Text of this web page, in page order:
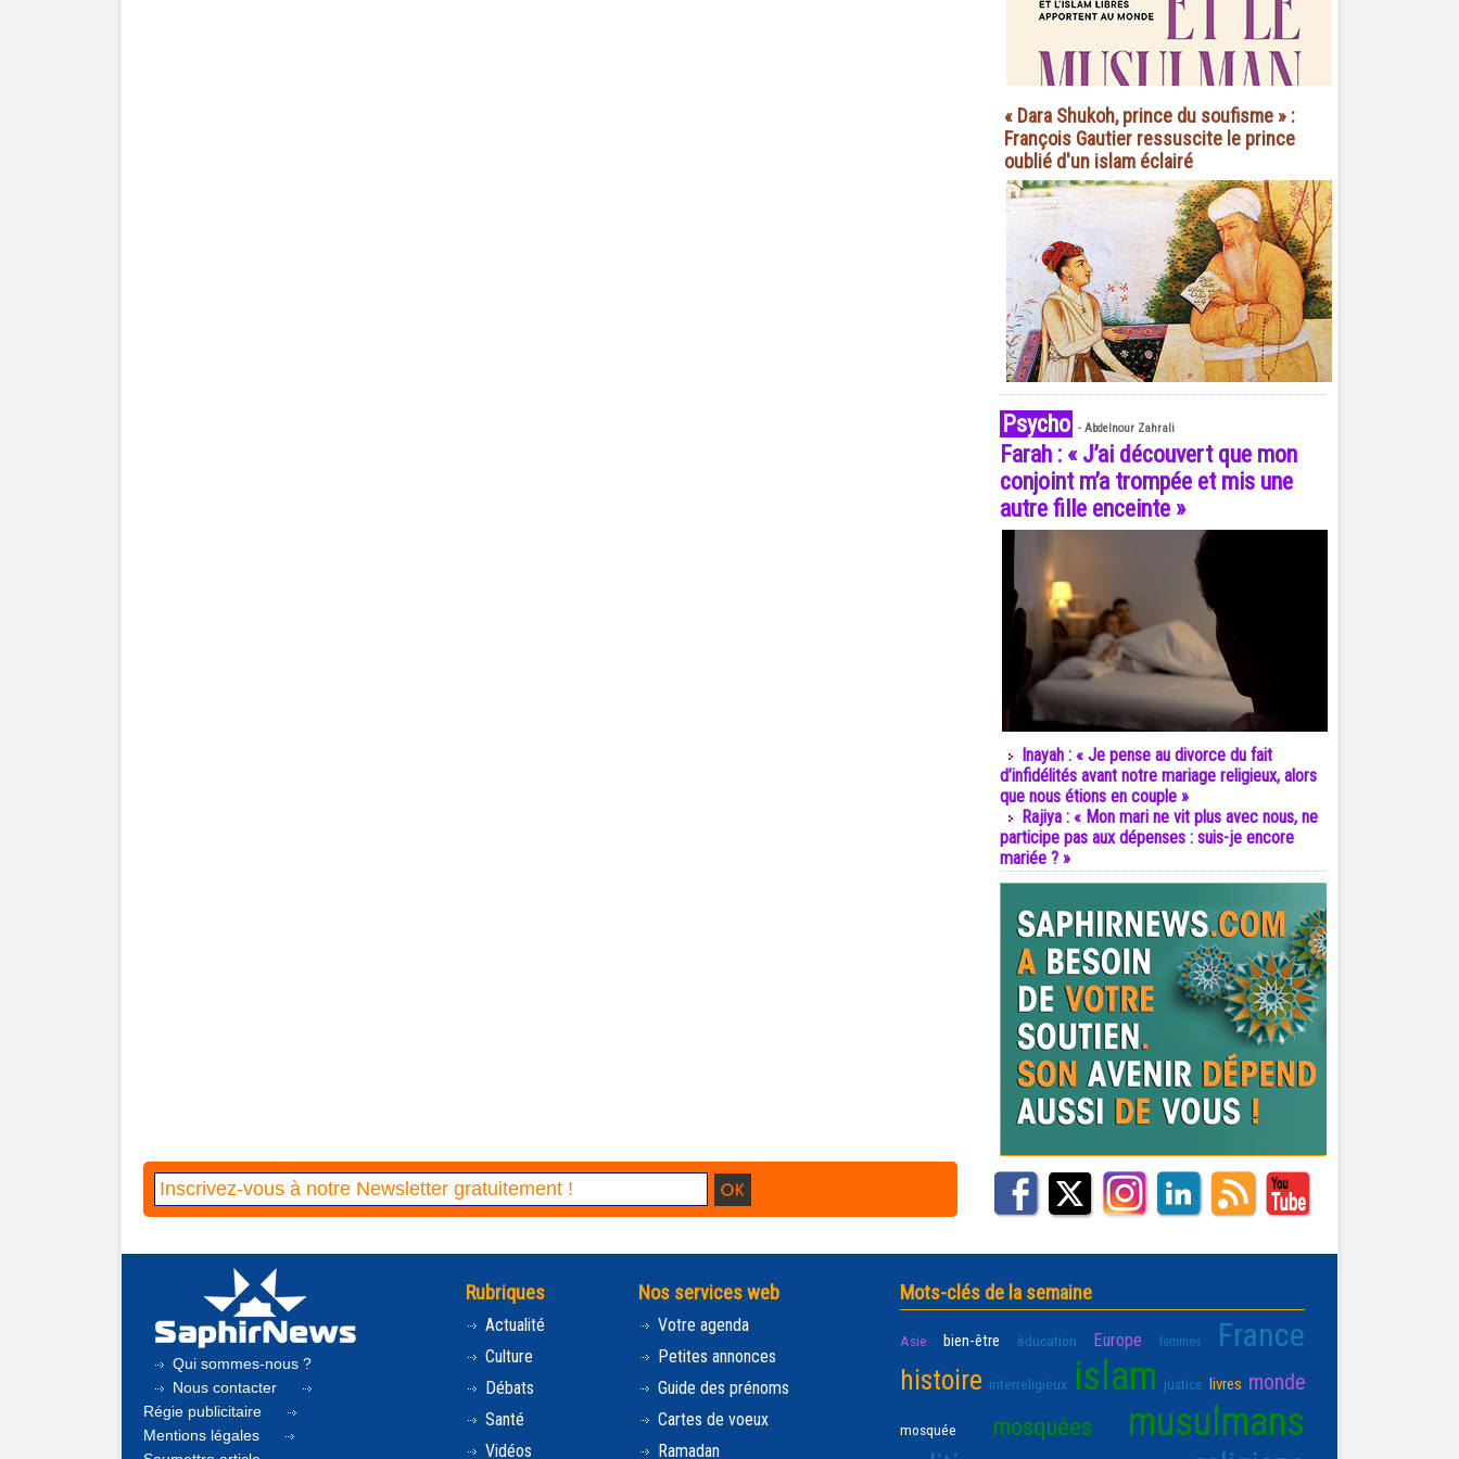
« Dara Shukoh, prince du soufisme » :
François Gautier ressuscite le prince
oublié d'un islam éclairé
Psycho - Abdelnour Zahrali
Farah : « J’ai découvert que mon
conjoint m’a trompée et mis une
autre fille enceinte »
Inayah : « Je pense au divorce du fait
d’infidélités avant notre mariage religieux, alors
que nous étions en couple »
Rajiya : « Mon mari ne vit plus avec nous, ne
participe pas aux dépenses : suis-je encore
mariée ? »
Qui sommes-nous ?
Nous contacter
Régie publicitaire
Mentions légales
Rubriques
Actualité
Culture
Débats
Santé
Vidéos
Nos services web
Votre agenda
Petites annonces
Guide des prénoms
Cartes de voeux
Ramadan
Mots-clés de la semaine
Asie bien-être éducation Europe femmes France
histoire interreligieux islam justice livres monde
mosquée mosquées musulmans